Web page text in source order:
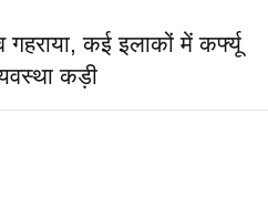
गहराया, कई इलाकों में कर्फ्यू
कड़ी